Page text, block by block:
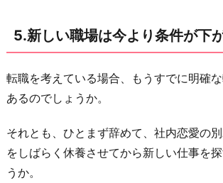
5.新しい職場は今より条件が下
転職を考えている場合、もうすでに明確
あるのでしょうか。
それとも、ひとまず辞めて、社内恋愛の
をしばらく休養させてから新しい仕事を
うか。